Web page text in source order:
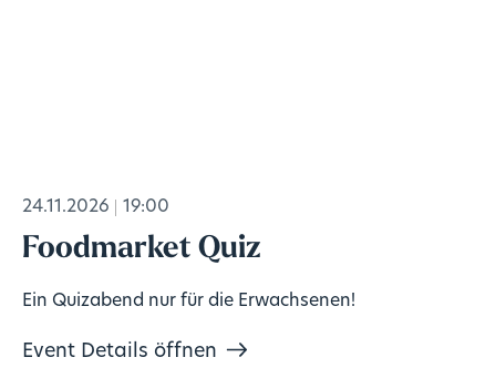
24.11.2026 19:00
Foodmarket Quiz
Ein Quizabend nur für die Erwachsenen!
Event Details öffnen